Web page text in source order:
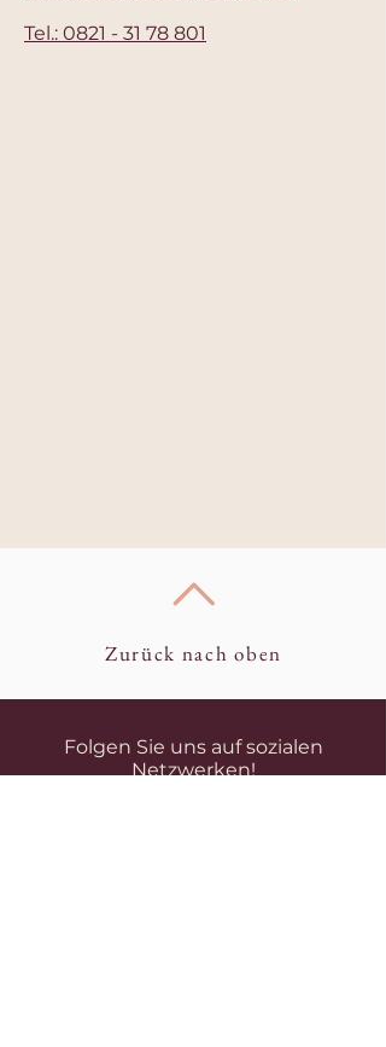
Tel.: 0821 - 31 78 801
Zurück nach oben
Folgen Sie uns auf sozialen
Netzwerken!